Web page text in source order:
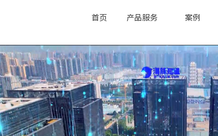
首页 产品服务 案例